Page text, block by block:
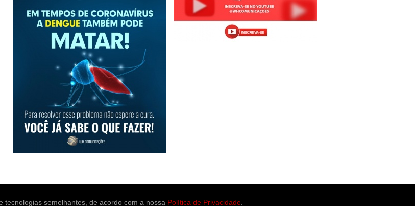
tecnologias semelhantes, de acordo com a nossa Política de Privacidade